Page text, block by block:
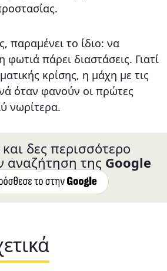
παραμένει το ίδιο: να
φωτιά πάρει διαστάσεις. Γιατί
κρίσης, η μάχη με τις
όταν φανούν οι πρώτες
νωρίτερα.
δες περισσότερο
αναζήτηση της Google